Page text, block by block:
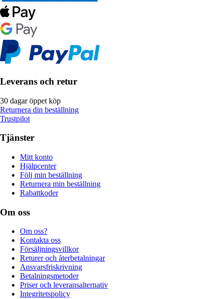
Leverans och retur
30 dagar öppet köp
Returnera din beställning
Trustpilot
Tjänster
Mitt konto
Hjälpcenter
Följ min beställning
Returnera min beställning
Rabattkoder
Om oss
Om oss?
Kontakta oss
Försäljningsvillkor
Returer och återbetalningar
Ansvarsfriskrivning
Betalningsmetoder
Priser och leveransalternativ
Integritetspolicy